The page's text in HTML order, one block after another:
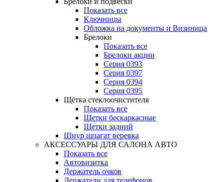
Показать все
Ключницы
Обложка на документы и Визиница
Брелоки
Показать все
Брелоки акции
Серия 0393
Серия 0397
Серия 0394
Серия 0395
Щётка стеклоочистителя
Показать все
Щетки бескаркасные
Щетки задний
Шнур шпагат веревка
АКСЕССУАРЫ ДЛЯ САЛОНА АВТО
Показать все
Автовизитка
Держатель очков
Держатели для телефонов